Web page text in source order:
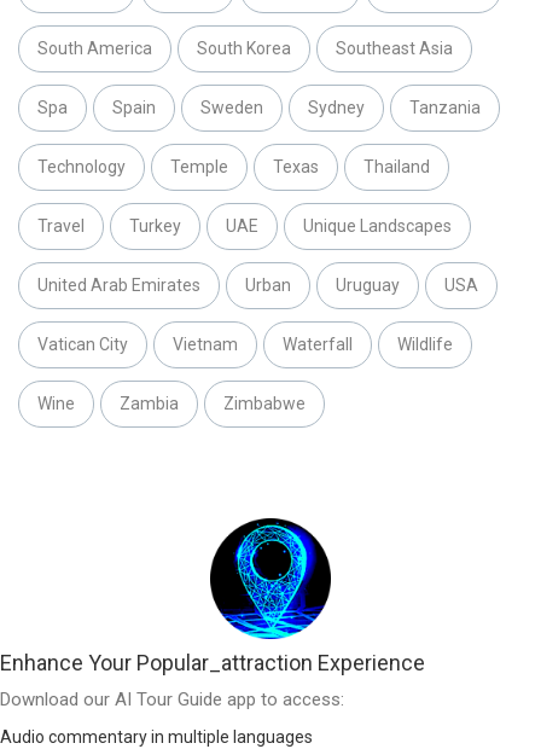
South America South Korea Southeast Asia
Spa Spain Sweden Sydney Tanzania
Technology Temple Texas Thailand
Travel Turkey UAE Unique Landscapes
United Arab Emirates Urban Uruguay USA
Vatican City Vietnam Waterfall Wildlife
Wine Zambia Zimbabwe
Enhance Your Popular_attraction Experience
Download our AI Tour Guide app to access:
Audio commentary in multiple languages